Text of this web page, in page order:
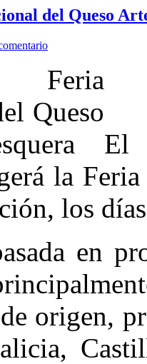
del Queso
El
la
los
en
origen,